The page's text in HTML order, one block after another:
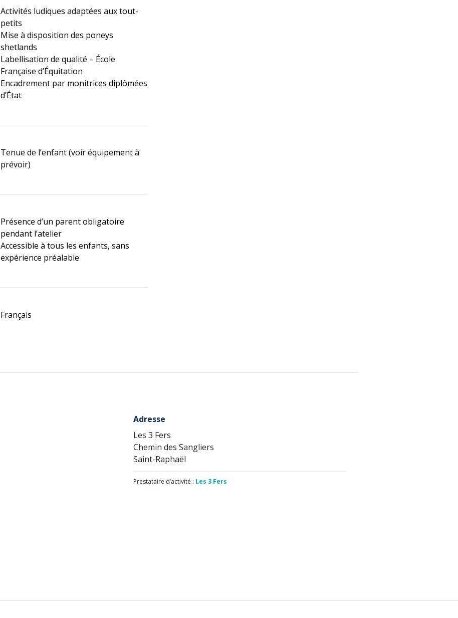
Activités ludiques adaptées aux tout-
petits
Mise à disposition des poneys
shetlands
Labellisation de qualité – École
Française d’Équitation
Encadrement par monitrices diplômées
d’État
Tenue de l’enfant (voir équipement à
prévoir)
Présence d’un parent obligatoire
pendant l’atelier
Accessible à tous les enfants, sans
expérience préalable
Français
Adresse
Les 3 Fers
Chemin des Sangliers
Saint-Raphaël
Prestataire d’activité : Les 3 Fers